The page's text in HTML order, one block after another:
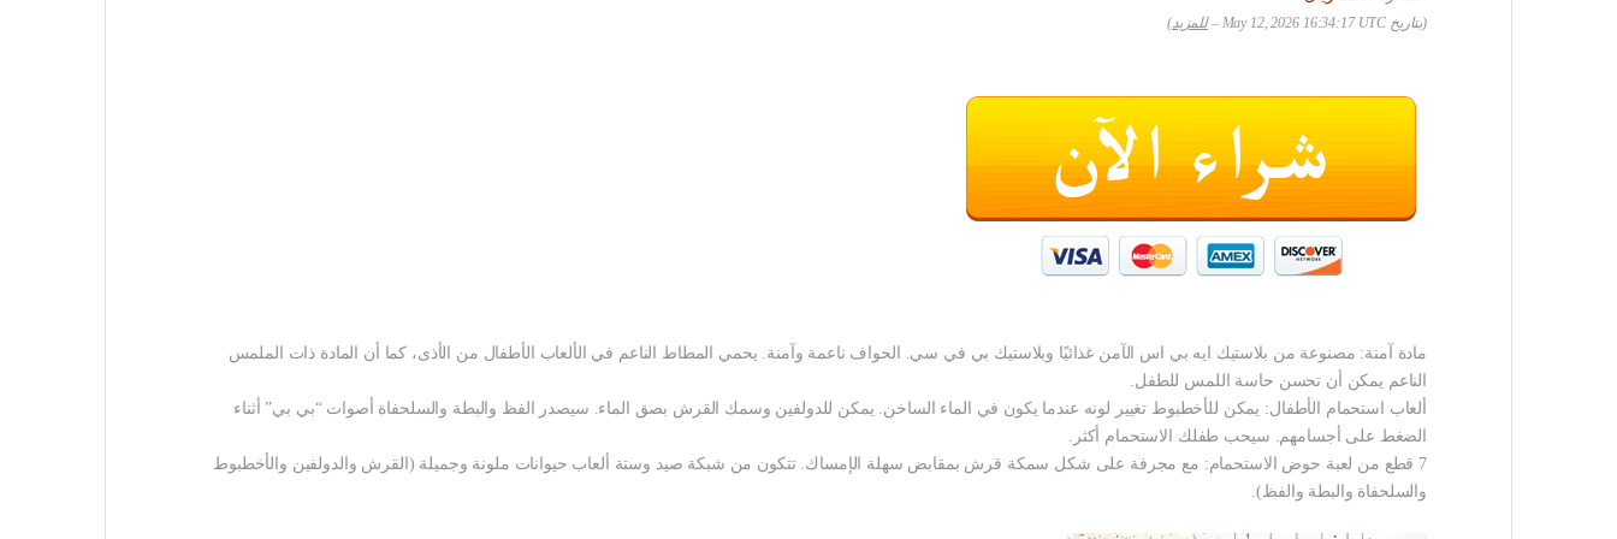
(بتاريخ May 12, 2026 16:34:17 UTC – للمزيد)
مادة آمنة: مصنوعة من بلاستيك ايه بي اس الآمن غذائيًا وبلاستيك بي في سي. الحواف ناعمة وآمنة. يحمي المطاط الناعم في الألعاب الأطفال من الأذى، كما أن المادة ذات الملمس
الناعم يمكن أن تحسن حاسة اللمس للطفل.
ألعاب استحمام الأطفال: يمكن للأخطبوط تغيير لونه عندما يكون في الماء الساخن. يمكن للدولفين وسمك القرش بصق الماء. سيصدر الفظ والبطة والسلحفاة أصوات “بي بي” أثناء
الضغط على أجسامهم. سيحب طفلك الاستحمام أكثر.
7 قطع من لعبة حوض الاستحمام: مع مجرفة على شكل سمكة قرش بمقابض سهلة الإمساك. تتكون من شبكة صيد وستة ألعاب حيوانات ملونة وجميلة (القرش والدولفين والأخطبوط
والسلحفاة والبطة والفظ).